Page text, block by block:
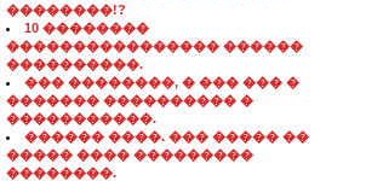
��������!?
10 ��������
���������������� ������
����������.
��� ��������, � ��� ��� �
������� ���������� �
�����������.
������ ����. ��� ����� ��
����� ���� ���������
��������.